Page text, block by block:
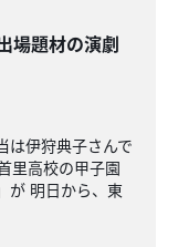
場題材の演劇
は伊狩典子さんで
里高校の甲子園
が 明日から、東